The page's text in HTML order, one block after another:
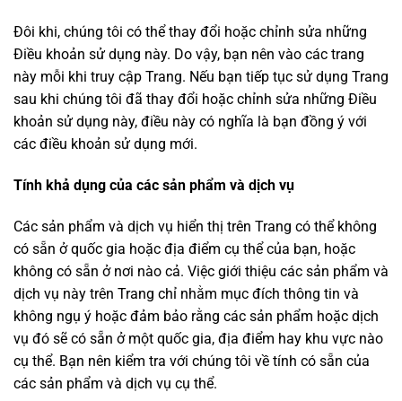
Đôi khi, chúng tôi có thể thay đổi hoặc chỉnh sửa những
Điều khoản sử dụng này. Do vậy, bạn nên vào các trang
này mỗi khi truy cập Trang. Nếu bạn tiếp tục sử dụng Trang
sau khi chúng tôi đã thay đổi hoặc chỉnh sửa những Điều
khoản sử dụng này, điều này có nghĩa là bạn đồng ý với
các điều khoản sử dụng mới.
Tính khả dụng của các sản phẩm và dịch vụ
Các sản phẩm và dịch vụ hiển thị trên Trang có thể không
có sẵn ở quốc gia hoặc địa điểm cụ thể của bạn, hoặc
không có sẵn ở nơi nào cả. Việc giới thiệu các sản phẩm và
dịch vụ này trên Trang chỉ nhằm mục đích thông tin và
không ngụ ý hoặc đảm bảo rằng các sản phẩm hoặc dịch
vụ đó sẽ có sẵn ở một quốc gia, địa điểm hay khu vực nào
cụ thể. Bạn nên kiểm tra với chúng tôi về tính có sẵn của
các sản phẩm và dịch vụ cụ thể.